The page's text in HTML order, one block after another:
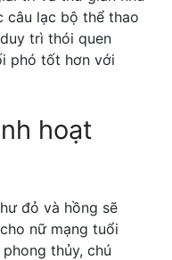
câu lạc bộ thể thao
trì thói quen
phó tốt hơn với
hoạt
đỏ và hồng sẽ
nữ mạng tuổi
thủy, chú